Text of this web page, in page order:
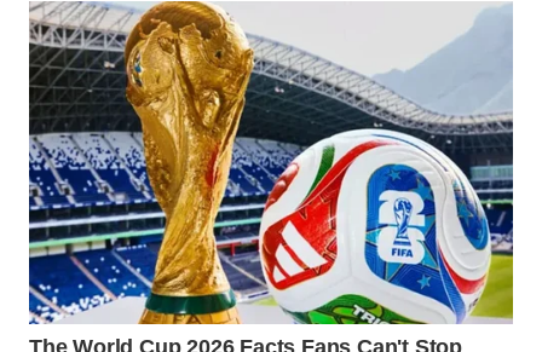
WN
TANGERANG
WN
BINJAI
WN
CIREBON
WN